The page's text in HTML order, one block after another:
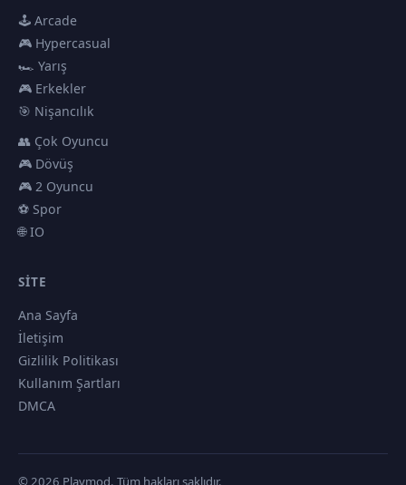
🕹️ Arcade
🎮 Hypercasual
🏎️ Yarış
🎮 Erkekler
🎯 Nişancılık
👥 Çok Oyuncu
🎮 Dövüş
🎮 2 Oyuncu
⚽ Spor
🌐 IO
SITE
Ana Sayfa
İletişim
Gizlilik Politikası
Kullanım Şartları
DMCA
© 2026 Playmod. Tüm hakları saklıdır.